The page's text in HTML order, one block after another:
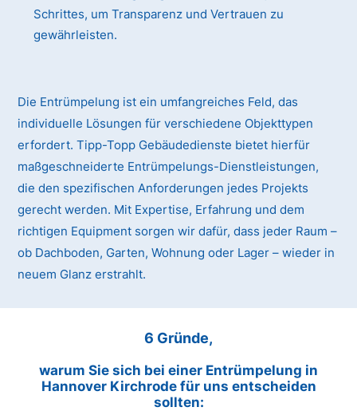
Schrittes, um Transparenz und Vertrauen zu
gewährleisten.
Die Entrümpelung ist ein umfangreiches Feld, das
individuelle Lösungen für verschiedene Objekttypen
erfordert. Tipp-Topp Gebäudedienste bietet hierfür
maßgeschneiderte Entrümpelungs-Dienstleistungen,
die den spezifischen Anforderungen jedes Projekts
gerecht werden. Mit Expertise, Erfahrung und dem
richtigen Equipment sorgen wir dafür, dass jeder Raum –
ob Dachboden, Garten, Wohnung oder Lager – wieder in
neuem Glanz erstrahlt.
6 Gründe,
warum Sie sich bei einer Entrümpelung in
Hannover Kirchrode für uns entscheiden
sollten: